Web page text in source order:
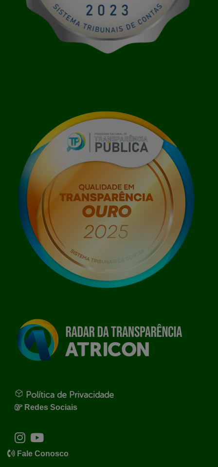
Política de Privacidade
Redes Sociais
Fale Conosco